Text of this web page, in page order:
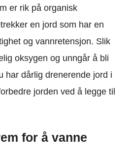
er rik på organisk
en jord som har en
og vannretensjon. Slik
oksygen og unngår å bli
har dårlig drenerende jord i
jorden ved å legge til
for å vanne